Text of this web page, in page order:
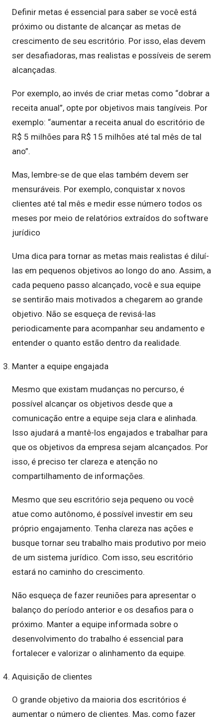
Definir metas é essencial para saber se você está
próximo ou distante de alcançar as metas de
crescimento de seu escritório. Por isso, elas devem
ser desafiadoras, mas realistas e possíveis de serem
alcançadas.
Por exemplo, ao invés de criar metas como “dobrar a
receita anual”, opte por objetivos mais tangíveis. Por
exemplo: “aumentar a receita anual do escritório de
R$ 5 milhões para R$ 15 milhões até tal mês de tal
ano”.
Mas, lembre-se de que elas também devem ser
mensuráveis. Por exemplo, conquistar x novos
clientes até tal mês e medir esse número todos os
meses por meio de relatórios extraídos do software
jurídico
Uma dica para tornar as metas mais realistas é diluí-
las em pequenos objetivos ao longo do ano. Assim, a
cada pequeno passo alcançado, você e sua equipe
se sentirão mais motivados a chegarem ao grande
objetivo. Não se esqueça de revisá-las
periodicamente para acompanhar seu andamento e
entender o quanto estão dentro da realidade.
Manter a equipe engajada
Mesmo que existam mudanças no percurso, é
possível alcançar os objetivos desde que a
comunicação entre a equipe seja clara e alinhada.
Isso ajudará a mantê-los engajados e trabalhar para
que os objetivos da empresa sejam alcançados. Por
isso, é preciso ter clareza e atenção no
compartilhamento de informações.
Mesmo que seu escritório seja pequeno ou você
atue como autônomo, é possível investir em seu
próprio engajamento. Tenha clareza nas ações e
busque tornar seu trabalho mais produtivo por meio
de um sistema jurídico. Com isso, seu escritório
estará no caminho do crescimento.
Não esqueça de fazer reuniões para apresentar o
balanço do período anterior e os desafios para o
próximo. Manter a equipe informada sobre o
desenvolvimento do trabalho é essencial para
fortalecer e valorizar o alinhamento da equipe.
Aquisição de clientes
O grande objetivo da maioria dos escritórios é
aumentar o número de clientes. Mas, como fazer